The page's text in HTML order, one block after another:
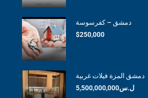
دمشق – كفرسوسة
$250,000
دمشق المزة فيلات غربية
ل.س5,500,000,000